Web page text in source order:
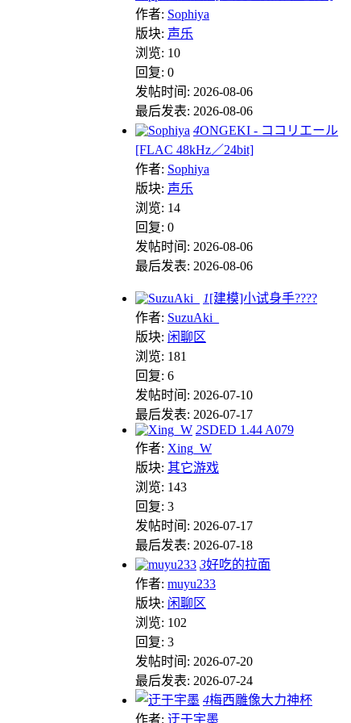
作者: Sophiya
版块: 声乐
浏览: 10
回复: 0
发帖时间: 2026-08-06
最后发表: 2026-08-06
4ONGEKI - ココリエール
[FLAC 48kHz／24bit]
作者: Sophiya
版块: 声乐
浏览: 14
回复: 0
发帖时间: 2026-08-06
最后发表: 2026-08-06
1[建模]小试身手????
作者: SuzuAki_
版块: 闲聊区
浏览: 181
回复: 6
发帖时间: 2026-07-10
最后发表: 2026-07-17
2SDED 1.44 A079
作者: Xing_W
版块: 其它游戏
浏览: 143
回复: 3
发帖时间: 2026-07-17
最后发表: 2026-07-18
3好吃的拉面
作者: muyu233
版块: 闲聊区
浏览: 102
回复: 3
发帖时间: 2026-07-20
最后发表: 2026-07-24
4梅西雕像大力神杯
作者: 迂于宇墨